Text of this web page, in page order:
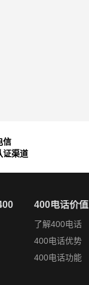
信
证渠道
400电话价值
了解400电话
400电话优势
400电话功能